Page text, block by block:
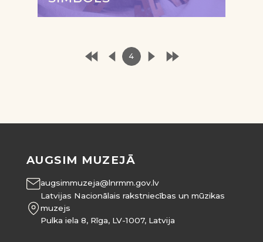
4
AUGSIM MUZEJĀ
augsimmuzeja@lnrmm.gov.lv
Latvijas Nacionālais rakstniecības un mūzikas
muzejs
Pulka iela 8, Rīga, LV-1007, Latvija